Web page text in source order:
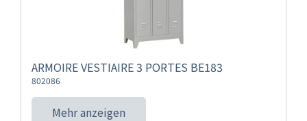
ARMOIRE VESTIAIRE 3 PORTES BE183
802086
Mehr anzeigen